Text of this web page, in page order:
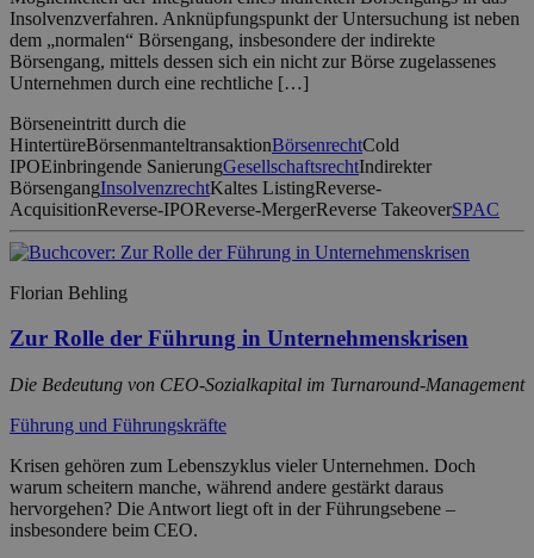
Insolvenzverfahren. Anknüpfungspunkt der Untersuchung ist neben
dem „normalen“ Börsengang, insbesondere der indirekte
Börsengang, mittels dessen sich ein nicht zur Börse zugelassenes
Unternehmen durch eine rechtliche […]
Börseneintritt durch die
HintertüreBörsenmanteltransaktionBörsenrechtCold
IPOEinbringende SanierungGesellschaftsrechtIndirekter
BörsengangInsolvenzrechtKaltes ListingReverse-
AcquisitionReverse-IPOReverse-MergerReverse TakeoverSPAC
Florian Behling
Zur Rolle der Führung in Unternehmenskrisen
Die Bedeutung von CEO-Sozialkapital im Turnaround-Management
Führung und Führungskräfte
Krisen gehören zum Lebenszyklus vieler Unternehmen. Doch
warum scheitern manche, während andere gestärkt daraus
hervorgehen? Die Antwort liegt oft in der Führungsebene –
insbesondere beim CEO.